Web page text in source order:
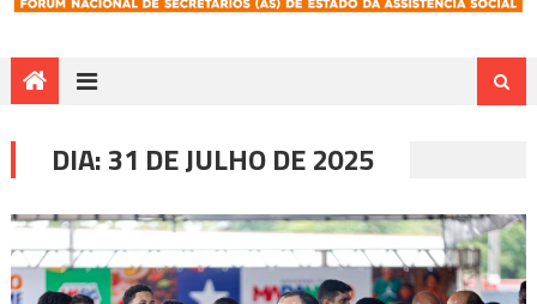
DIA:31 DE JULHO DE 2025